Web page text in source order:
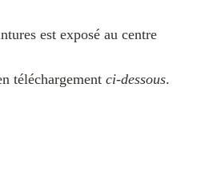
est exposé au centre
téléchargement ci-dessous.